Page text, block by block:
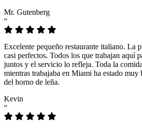
Mr. Gutenberg
“
Excelente pequeño restaurante italiano. La
casi perfectos. Todos los que trabajan aquí
juntos y el servicio lo refleja. Toda la
mientras trabajaba en Miami ha estado muy
del horno de leña.
Kevin
“